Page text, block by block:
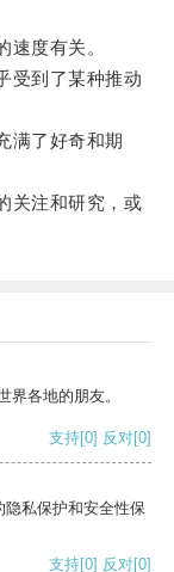
度有关。
到了某种推动
了好奇和期
注和研究，或
界各地的朋友。
支持[0] 反对[0]
私保护和安全性保
支持[0] 反对[0]